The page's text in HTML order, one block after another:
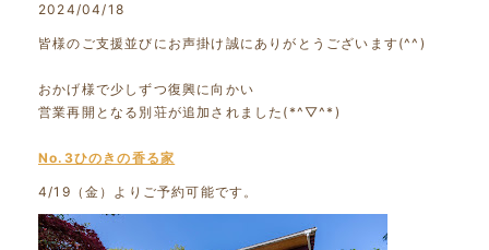
2024/04/18
皆様のご支援並びにお声掛け誠にありがとうございます(^^)
おかげ様で少しずつ復興に向かい
営業再開となる別荘が追加されました(*^▽^*)
No.3ひのきの香る家
4/19（金）よりご予約可能です。